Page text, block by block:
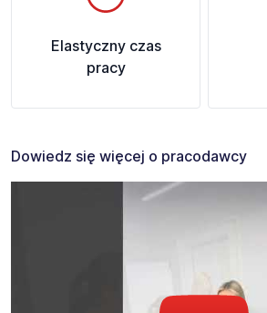
Elastyczny czas
pracy
Dowiedz się więcej o pracodawcy